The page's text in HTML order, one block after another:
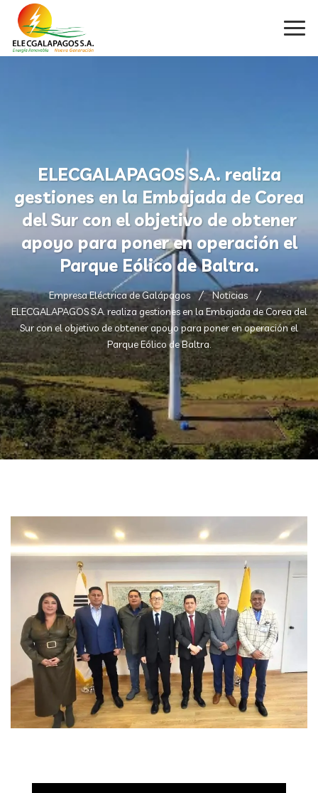
ELECGALAPAGOS S.A. realiza
gestiones en la Embajada de Corea
del Sur con el objetivo de obtener
apoyo para poner en operación el
Parque Eólico de Baltra.
Empresa Eléctrica de Galápagos
Noticias
ELECGALAPAGOS S.A. realiza gestiones en la Embajada de Corea del
Sur con el objetivo de obtener apoyo para poner en operación el
Parque Eólico de Baltra.